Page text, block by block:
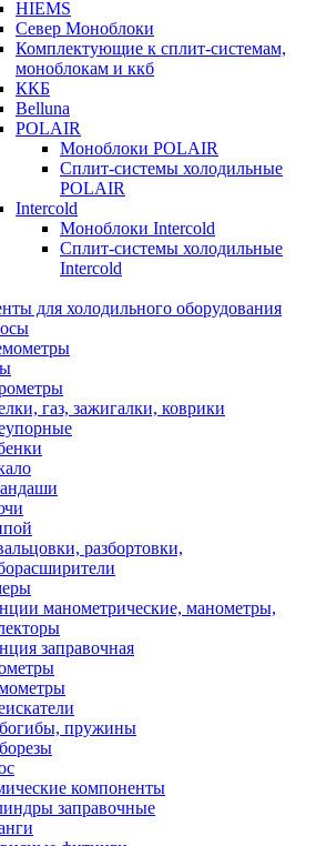
HIEMS
Север Моноблоки
Комплектующие к сплит-системам,
моноблокам и ккб
ККБ
Belluna
POLAIR
Моноблоки POLAIR
Сплит-системы холодильные
POLAIR
Intercold
Моноблоки Intercold
Сплит-системы холодильные
Intercold
для холодильного оборудования
газ, зажигалки, коврики
разбортовки,
манометрические, манометры,
заправочная
пружины
компоненты
заправочные